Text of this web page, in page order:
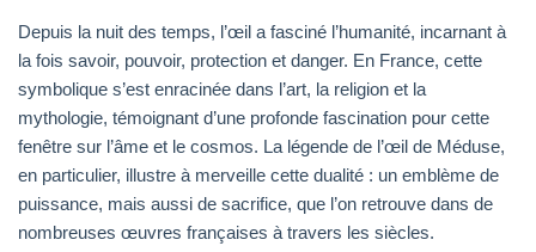
Depuis la nuit des temps, l’œil a fasciné l’humanité, incarnant à
la fois savoir, pouvoir, protection et danger. En France, cette
symbolique s’est enracinée dans l’art, la religion et la
mythologie, témoignant d’une profonde fascination pour cette
fenêtre sur l’âme et le cosmos. La légende de l’œil de Méduse,
en particulier, illustre à merveille cette dualité : un emblème de
puissance, mais aussi de sacrifice, que l’on retrouve dans de
nombreuses œuvres françaises à travers les siècles.